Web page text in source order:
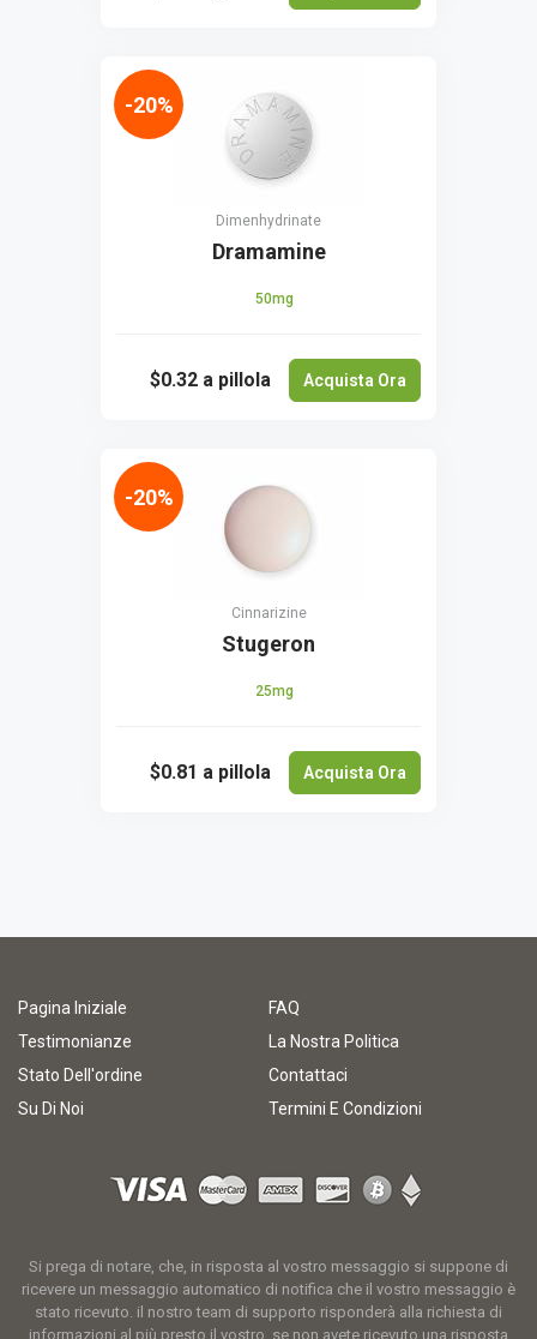
Dimenhydrinate
Dramamine
50mg
$0.32 a pillola Acquista Ora
-20%
Cinnarizine
Stugeron
25mg
$0.81 a pillola Acquista Ora
-20%
Pagina Iniziale
FAQ
Testimonianze
La Nostra Politica
Stato Dell'ordine
Contattaci
Su Di Noi
Termini E Condizioni
Si prega di notare, che, in risposta al vostro messaggio si suppone di
ricevere un messaggio automatico di notifica che il vostro messaggio è
stato ricevuto. il nostro team di supporto risponderà alla richiesta di
informazioni al più presto il vostro. se non avete ricevuto una risposta